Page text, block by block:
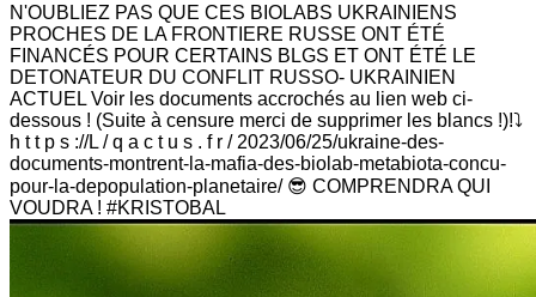
N'OUBLIEZ PAS QUE CES BIOLABS UKRAINIENS
PROCHES DE LA FRONTIERE RUSSE ONT ÉTÉ
FINANCÉS POUR CERTAINS BLGS ET ONT ÉTÉ LE
DETONATEUR DU CONFLIT RUSSO- UKRAINIEN
ACTUEL Voir les documents accrochés au lien web ci-
dessous ! (Suite à censure merci de supprimer les blancs !)!⤵️
h t t p s ://L / q a c t u s . f r / 2023/06/25/ukraine-des-
documents-montrent-la-mafia-des-biolab-metabiota-concu-
pour-la-depopulation-planetaire/ 😎 COMPRENDRA QUI
VOUDRA ! #KRISTOBAL